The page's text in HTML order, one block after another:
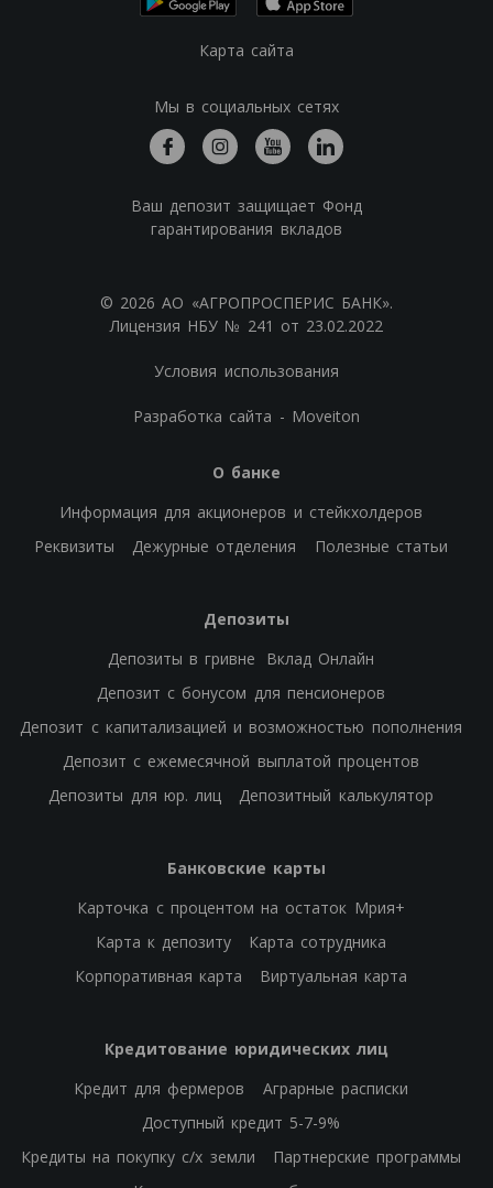
Карта сайта
Мы в социальных сетях
Ваш депозит защищает Фонд
гарантирования вкладов
© 2026 АО «АГРОПРОСПЕРИС БАНК».
Лицензия НБУ № 241 от 23.02.2022
Условия использования
Разработка сайта - Moveiton
О банке
Информация для акционеров и стейкхолдеров
Реквизиты
Дежурные отделения Полезные статьи
Депозиты
Депозиты в гривне
Вклад Онлайн
Депозит с бонусом для пенсионеров
Депозит с капитализацией и возможностью пополнения
Депозит с ежемесячной выплатой процентов
Депозиты для юр. лиц
Депозитный калькулятор
Банковские карты
Карточка с процентом на остаток Мрия+
Карта к депозиту
Карта сотрудника
Корпоративная карта
Виртуальная карта
Кредитование юридических лиц
Кредит для фермеров
Аграрные расписки
Доступный кредит 5-7-9%
Кредиты на покупку с/х земли
Партнерские программы